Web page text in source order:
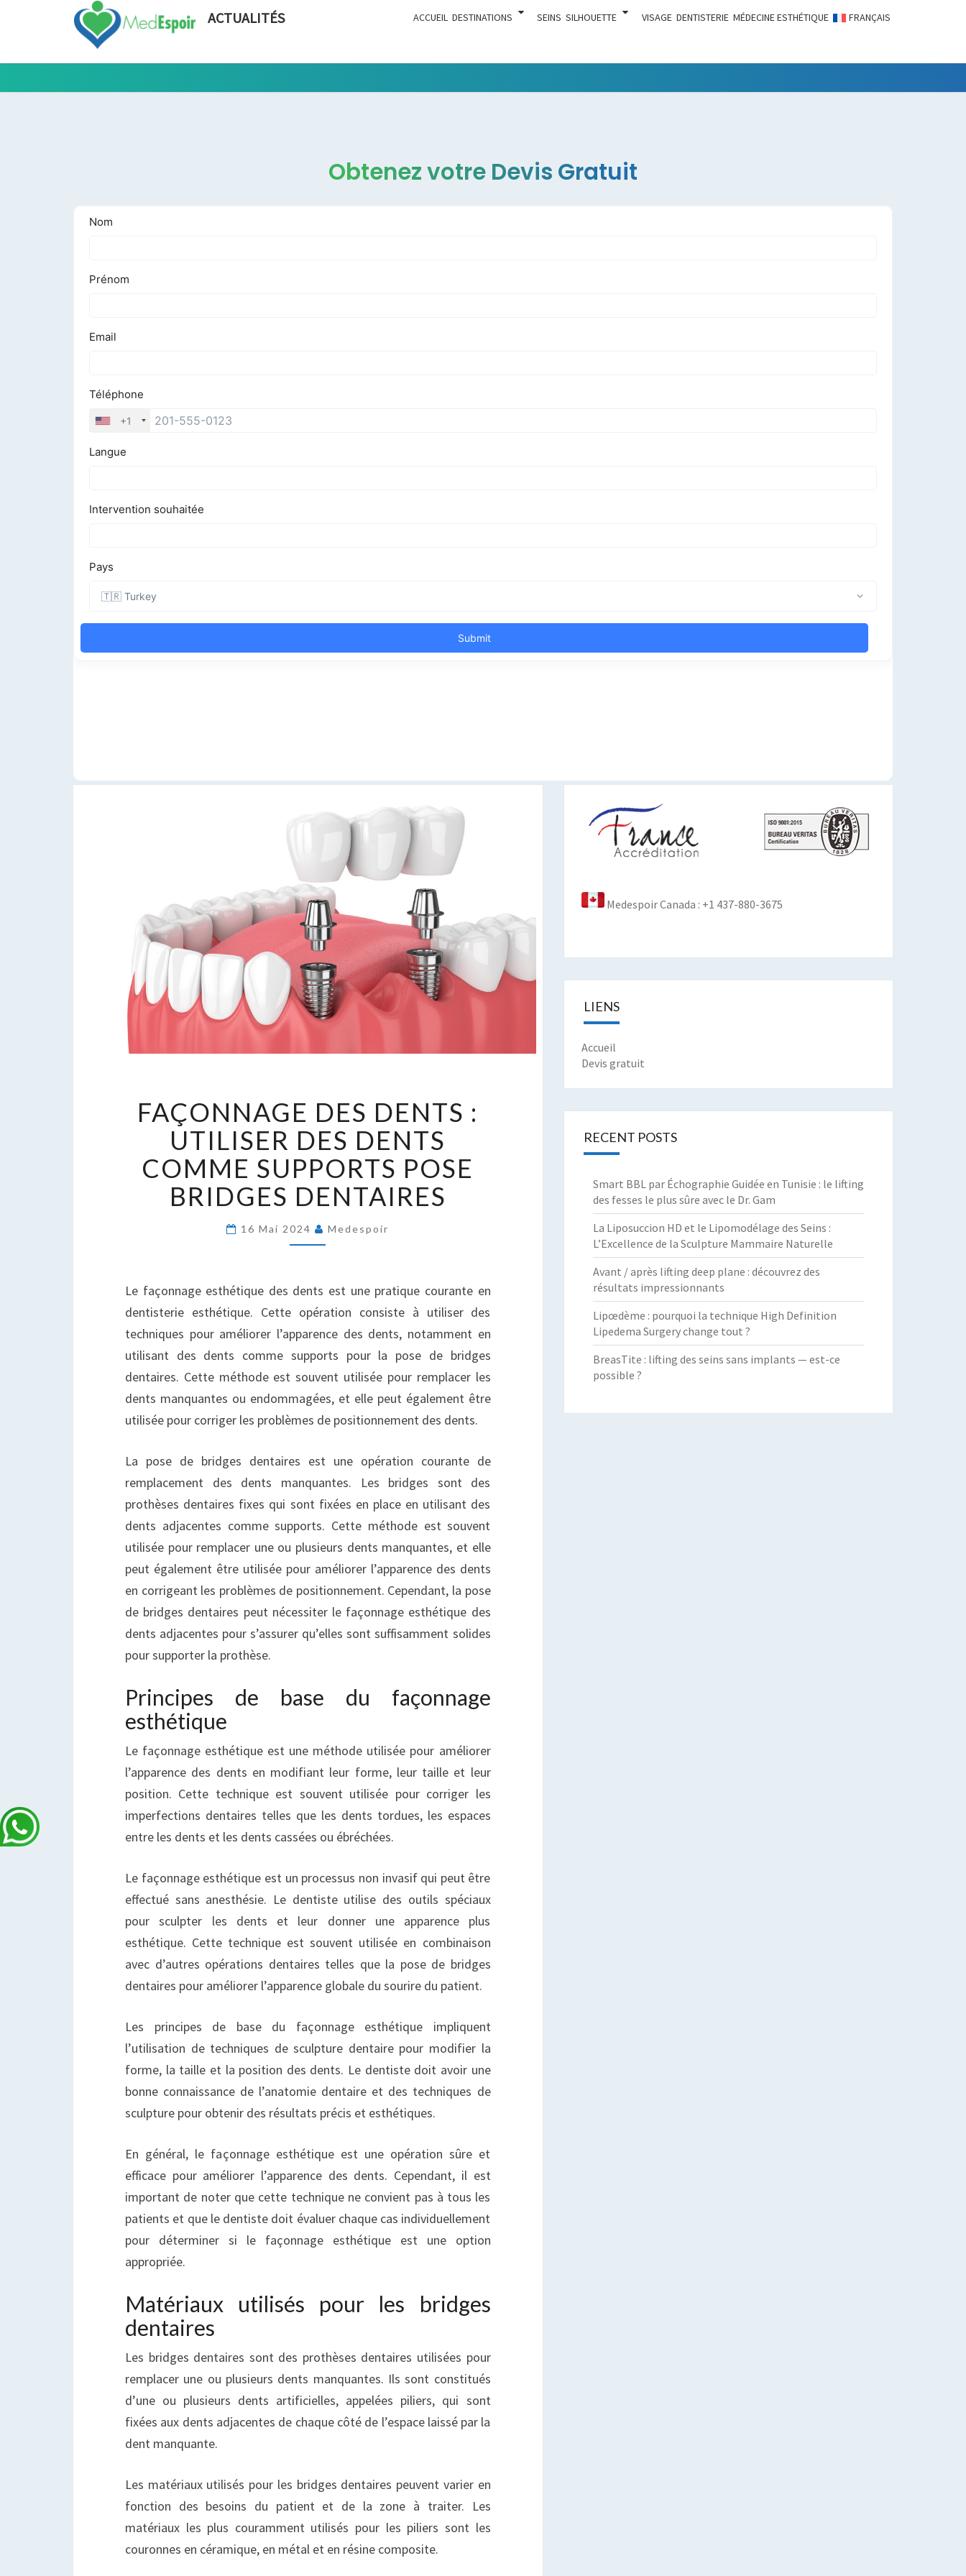
ACTUALITÉS ACCUEIL DESTINATIONS SEINS SILHOUETTE VISAGE DENTISTERIE MÉDECINE ESTHÉTIQUE FRANÇAIS
Tout Ce
Chirurgie
Esthétique
Obtenez votre Devis Gratuit
DES
DENTS
:
UTILISER
DES
DENTS
SUPPORTS
DENTAIRES
FAÇONNAGE DES DENTS :
UTILISER DES DENTS
COMME SUPPORTS POSE
BRIDGES DENTAIRES
16 Mai 2024 Medespoir
Le façonnage esthétique des dents est une pratique courante en
dentisterie esthétique. Cette opération consiste à utiliser des
techniques pour améliorer l’apparence des dents, notamment en
utilisant des dents comme supports pour la pose de bridges
dentaires. Cette méthode est souvent utilisée pour remplacer les
dents manquantes ou endommagées, et elle peut également être
utilisée pour corriger les problèmes de positionnement des dents.
La pose de bridges dentaires est une opération courante de
remplacement des dents manquantes. Les bridges sont des
prothèses dentaires fixes qui sont fixées en place en utilisant des
dents adjacentes comme supports. Cette méthode est souvent
utilisée pour remplacer une ou plusieurs dents manquantes, et elle
peut également être utilisée pour améliorer l’apparence des dents
en corrigeant les problèmes de positionnement. Cependant, la pose
de bridges dentaires peut nécessiter le façonnage esthétique des
dents adjacentes pour s’assurer qu’elles sont suffisamment solides
pour supporter la prothèse.
Principes de base du façonnage
esthétique
Le façonnage esthétique est une méthode utilisée pour améliorer
l’apparence des dents en modifiant leur forme, leur taille et leur
position. Cette technique est souvent utilisée pour corriger les
imperfections dentaires telles que les dents tordues, les espaces
entre les dents et les dents cassées ou ébréchées.
Le façonnage esthétique est un processus non invasif qui peut être
effectué sans anesthésie. Le dentiste utilise des outils spéciaux
pour sculpter les dents et leur donner une apparence plus
esthétique. Cette technique est souvent utilisée en combinaison
avec d’autres opérations dentaires telles que la pose de bridges
dentaires pour améliorer l’apparence globale du sourire du patient.
Les principes de base du façonnage esthétique impliquent
l’utilisation de techniques de sculpture dentaire pour modifier la
forme, la taille et la position des dents. Le dentiste doit avoir une
bonne connaissance de l’anatomie dentaire et des techniques de
sculpture pour obtenir des résultats précis et esthétiques.
En général, le façonnage esthétique est une opération sûre et
efficace pour améliorer l’apparence des dents. Cependant, il est
important de noter que cette technique ne convient pas à tous les
patients et que le dentiste doit évaluer chaque cas individuellement
pour déterminer si le façonnage esthétique est une option
appropriée.
Matériaux utilisés pour les bridges
dentaires
Les bridges dentaires sont des prothèses dentaires utilisées pour
remplacer une ou plusieurs dents manquantes. Ils sont constitués
d’une ou plusieurs dents artificielles, appelées piliers, qui sont
fixées aux dents adjacentes de chaque côté de l’espace laissé par la
dent manquante.
Les matériaux utilisés pour les bridges dentaires peuvent varier en
fonction des besoins du patient et de la zone à traiter. Les
matériaux les plus couramment utilisés pour les piliers sont les
couronnes en céramique, en métal et en résine composite.
Medespoir Canada : +1 437-880-3675
LIENS
Accueil
Devis gratuit
RECENT POSTS
Smart BBL par Échographie Guidée en Tunisie : le lifting
des fesses le plus sûre avec le Dr. Gam
La Liposuccion HD et le Lipomodélage des Seins :
L’Excellence de la Sculpture Mammaire Naturelle
Avant / après lifting deep plane : découvrez des
résultats impressionnants
Lipœdème : pourquoi la technique High Definition
Lipedema Surgery change tout ?
BreasTite : lifting des seins sans implants — est-ce
possible ?